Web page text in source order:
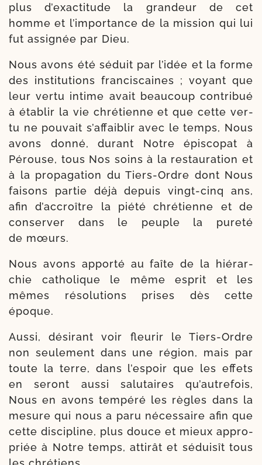
plus d’exactitude la gran­deur de cet
homme et l’importance de la mis­sion qui lui
fut assi­gnée par Dieu.
Nous avons été séduit par l’idée et la forme
des ins­ti­tu­tions fran­ciscaines ; voyant que
leur ver­tu intime avait beau­coup contri­bué
à éta­blir la vie chré­tienne et que cette ver­
tu ne pou­vait s’affaiblir avec le temps, Nous
avons don­né, durant Notre épis­co­pat à
Pérouse, tous Nos soins à la res­tau­ra­tion et
à la pro­pa­ga­tion du Tiers-​Ordre dont Nous
fai­sons par­tie déjà depuis vingt-​cinq ans,
afin d’accroître la pié­té chré­tienne et de
conser­ver dans le peuple la pure­té
de mœurs.
Nous avons appor­té au faîte de la hié­rar­
chie catho­lique le même esprit et les
mêmes réso­lu­tions prises dès cette
époque.
Aussi, dési­rant voir fleu­rir le Tiers-​Ordre
non seule­ment dans une région, mais par
toute la terre, dans l’espoir que les effets
en seront aus­si salu­taires qu’autrefois,
Nous en avons tem­pé­ré les règles dans la
mesure qui nous a paru néces­saire afin que
cette dis­ci­pline, plus douce et mieux appro­
priée à Notre temps, atti­rât et sédui­sît tous